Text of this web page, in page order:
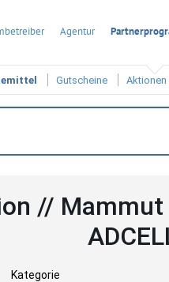
Agentur
Gutscheine Aktionen
//
Kategorie